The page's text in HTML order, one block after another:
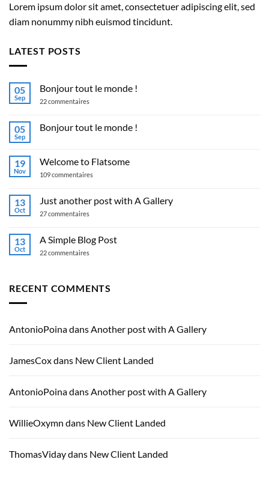
Lorem ipsum dolor sit amet, consectetuer adipiscing elit, sed
diam nonummy nibh euismod tincidunt.
LATEST POSTS
05
Sep
Bonjour tout le monde !
22 commentairessur
le
monde !
05
Sep
Bonjour tout le monde !
Bonjour
le
19
Nov
Welcome to Flatsome
109 commentairessur
Flatsome
13
Oct
Just another post with A Gallery
27 commentairessur
post
with
A
13
Oct
A Simple Blog Post
22 commentairessur
RECENT COMMENTS
AntonioPoinadans Another post with A Gallery
JamesCoxdans New Client Landed
AntonioPoinadans Another post with A Gallery
WillieOxymn dans New Client Landed
ThomasVidaydans New Client Landed